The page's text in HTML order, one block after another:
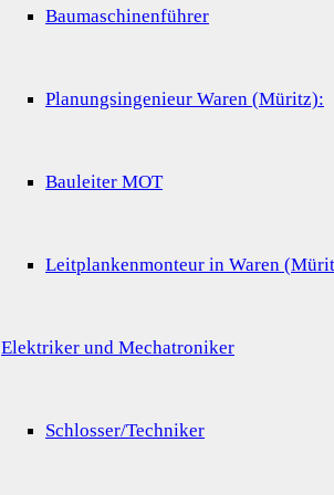
Baumaschinenführer
Planungsingenieur Waren (Müritz):
Bauleiter MOT
Leitplankenmonteur in Waren
Elektriker und Mechatroniker
Schlosser/Techniker